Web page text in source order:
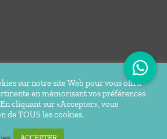
-2026 | Ti Bakoua | Tous droits
légales| Conception Réalisation du site
sur notre site Web pour vous offrir
en mémorisant vos préférences
cliquant sur «Accepter», vous
de TOUS les cookies.